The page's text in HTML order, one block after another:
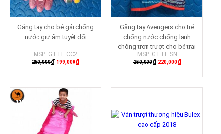
Găng tay cho bé gái chống
nước giữ ấm tuyệt đối
MSP: GTTE.CC2
250,000₫ 199,000₫
Găng tay Avengers cho trẻ
chống nước chống lạnh
chống trơn trượt cho bé trai
MSP: GTTE.SN
250,000₫ 220,000₫
-11%